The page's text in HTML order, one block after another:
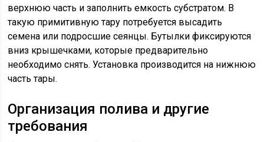
верхнюю часть и заполнить емкость субстратом. В
такую примитивную тару потребуется высадить
семена или подросшие сеянцы. Бутылки фиксируются
вниз крышечками, которые предварительно
необходимо снять. Установка производится на нижнюю
часть тары.
Организация полива и другие
требования